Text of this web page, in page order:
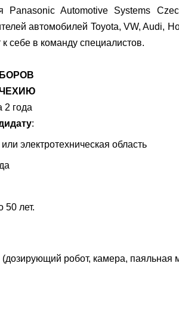
Panasonic Automotive Systems
автомобилей Toyota, VW, Audi,
себе в команду специалистов.
2 года
:
электротехническая область
50 лет.
робот, камера, паяльная